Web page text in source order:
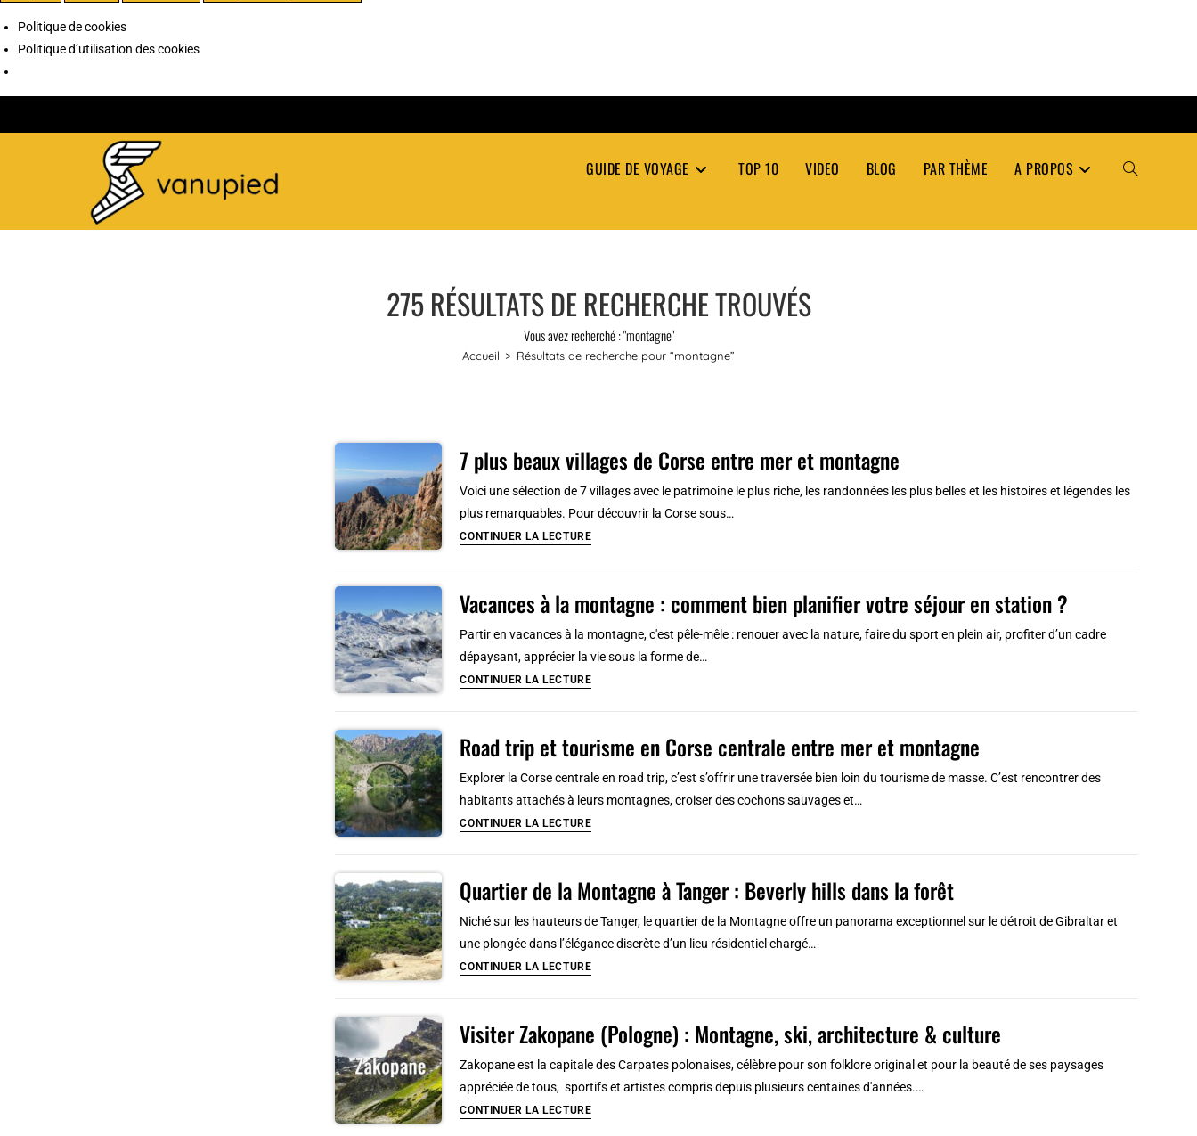
Politique de cookies
Politique d’utilisation des cookies
GUIDE DE VOYAGE TOP 10 VIDEO BLOG PAR THÈME A PROPOS TOGGLE
275RÉSULTATS DE RECHERCHE TROUVÉS
Vous avez recherché : "montagne"
Accueil > Résultats de recherche pour “montagne”
7 plus beaux villages de Corse entre mer et montagne
Voici une sélection de 7 villages avec le patrimoine le plus riche, les randonnées les plus belles et les histoires et légendes les
plus remarquables. Pour découvrir la Corse sous…
CONTINUER LA LECTURE7
villages
mer
Vacances à la montagne : comment bien planifier votre séjour en station ?
Partir en vacances à la montagne, c'est pêle-mêle : renouer avec la nature, faire du sport en plein air, profiter d’un cadre
dépaysant, apprécier la vie sous la forme de…
CONTINUER LA LECTUREVacances
montagne
planifier
en
station
?
Road trip et tourisme en Corse centrale entre mer et montagne
Explorer la Corse centrale en road trip, c’est s’offrir une traversée bien loin du tourisme de masse. C’est rencontrer des
habitants attachés à leurs montagnes, croiser des cochons sauvages et…
CONTINUER LA LECTURERoad
tourisme
Corse
entre
montagne
Quartier de la Montagne à Tanger : Beverly hills dans la forêt
Niché sur les hauteurs de Tanger, le quartier de la Montagne offre un panorama exceptionnel sur le détroit de Gibraltar et
une plongée dans l’élégance discrète d’un lieu résidentiel chargé…
CONTINUER LA LECTUREQuartier
Montagne
Beverly
Visiter Zakopane (Pologne) : Montagne, ski, architecture & culture
Zakopane est la capitale des Carpates polonaises, célèbre pour son folklore original et pour la beauté de ses paysages
appréciée de tous, sportifs et artistes compris depuis plusieurs centaines d'années.…
CONTINUER LA LECTUREVisiter